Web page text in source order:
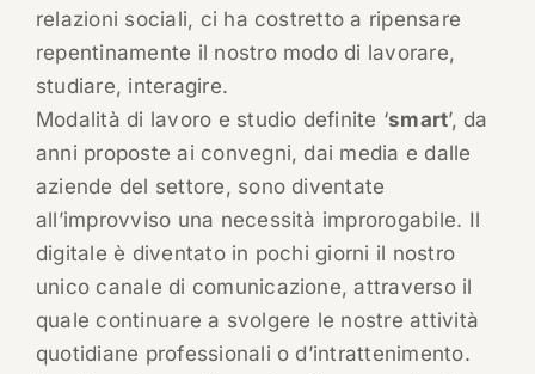
relazioni sociali, ci ha costretto a ripensare
repentinamente il nostro modo di lavorare,
studiare, interagire.
Modalità di lavoro e studio definite ‘smart’, da
anni proposte ai convegni, dai media e dalle
aziende del settore, sono diventate
all’improvviso una necessità improrogabile. Il
digitale è diventato in pochi giorni il nostro
unico canale di comunicazione, attraverso il
quale continuare a svolgere le nostre attività
quotidiane professionali o d’intrattenimento.